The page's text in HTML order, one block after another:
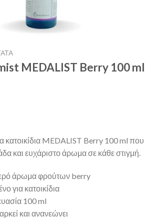
MEDALIST Berry 100 ml
κατοικίδια MEDALIST Berry 100 ml που
και ευχάριστο άρωμα σε κάθε στιγμή.
άρωμα φρούτων berry
για κατοικίδια
100 ml
και ανανεώνει